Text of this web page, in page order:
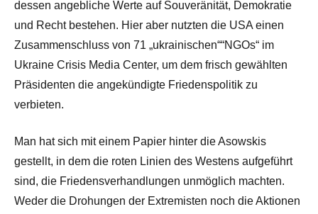
dessen angebliche Werte auf Souveränität, Demokratie
und Recht bestehen. Hier aber nutzten die USA einen
Zusammenschluss von 71 „ukrainischen““NGOs“ im
Ukraine Crisis Media Center, um dem frisch gewählten
Präsidenten die angekündigte Friedenspolitik zu
verbieten.
Man hat sich mit einem Papier hinter die Asowskis
gestellt, in dem die roten Linien des Westens aufgeführt
sind, die Friedensverhandlungen unmöglich machten.
Weder die Drohungen der Extremisten noch die Aktionen